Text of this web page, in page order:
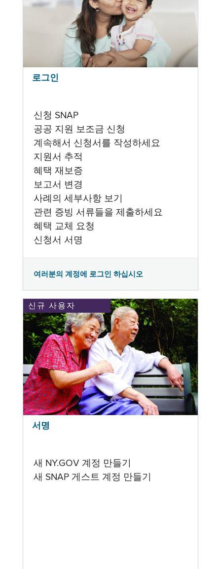
로그인
신청 SNAP
공공 지원 보조금 신청
계속해서 신청서를 작성하세요
지원서 추적
혜택 재보증
보고서 변경
사례의 세부사항 보기
관련 증빙 서류들을 제출하세요
혜택 교체 요청
신청서 서명
여러분의 계정에 로그인 하십시오
신규 사용자
서명
새 NY.GOV 계정 만들기
새 SNAP 게스트 계정 만들기